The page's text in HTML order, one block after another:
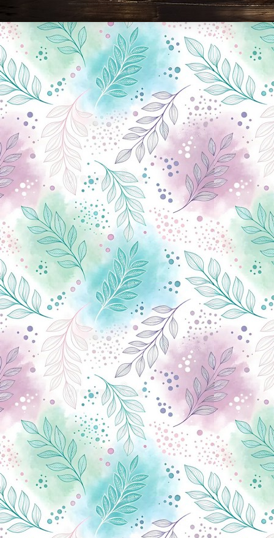
Новини Чернігова, Чернігівські новини, Чернігівський формат, новини Чернігова, події в Чернігові: політика, економіка, аналітика, культура, відеоновини, екологія, спортивний Чернігів, туризм, Чернігів